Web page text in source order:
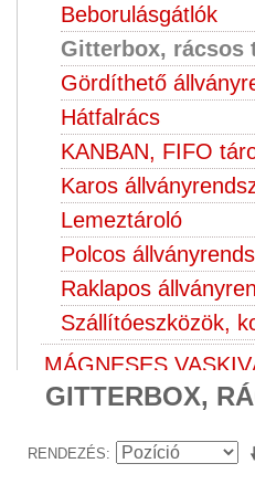
Beborulásgátlók
Gitterbox, rácsos
Gördíthető
Hátfalrács
KANBAN, FIFO
Karos
Lemeztároló
Polcos
Raklapos
Szállítóeszközök,
MÁGNESES
VASKIVÁLASZTÓ,
MÉRLEG,
SZÁLLÍTÓSZALAG
GITTERBOX,
RENDEZÉS